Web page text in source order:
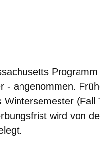
Programm
- angenommen.
(Fall
wird von